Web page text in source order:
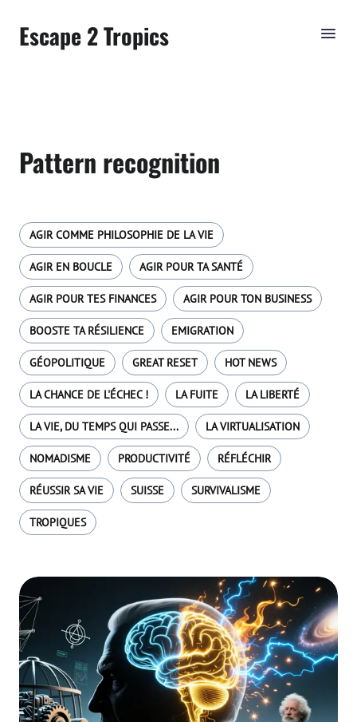
Escape 2 Tropics
Pattern recognition
AGIR COMME PHILOSOPHIE DE LA VIE
AGIR EN BOUCLE AGIR POUR TA SANTÉ
AGIR POUR TES FINANCES AGIR POUR TON BUSINESS
BOOSTE TA RÉSILIENCE EMIGRATION
GÉOPOLITIQUE GREAT RESET HOT NEWS
LA CHANCE DE L'ÉCHEC ! LA FUITE LA LIBERTÉ
LA VIE, DU TEMPS QUI PASSE... LA VIRTUALISATION
NOMADISME PRODUCTIVITÉ RÉFLÉCHIR
RÉUSSIR SA VIE SUISSE SURVIVALISME
TROPIQUES